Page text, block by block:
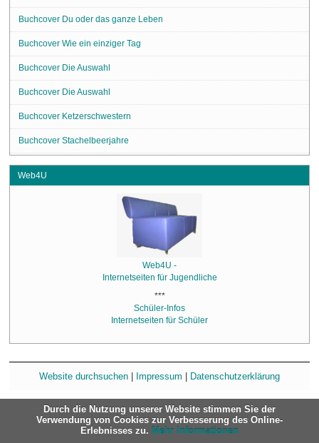
Buchcover Du oder das ganze Leben
Buchcover Wie ein einziger Tag
Buchcover Die Auswahl
Buchcover Die Auswahl
Buchcover Ketzerschwestern
Buchcover Stachelbeerjahre
Web4U
Web4U -
Internetseiten für Jugendliche
***
Schüler-Infos
Internetseiten für Schüler
Website durchsuchen Impressum Datenschutzerklärung
Durch die Nutzung unserer Website stimmen Sie der
Verwendung von Cookies zur Verbesserung des Online-
Erlebnisses zu. Mehr Informationen